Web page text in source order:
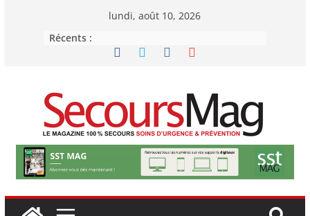
lundi, août 10, 2026
Récents :